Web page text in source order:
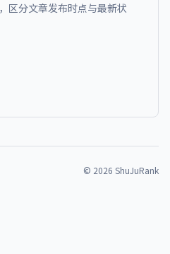
区分文章发布时点与最新状
© 2026 ShuJuRank